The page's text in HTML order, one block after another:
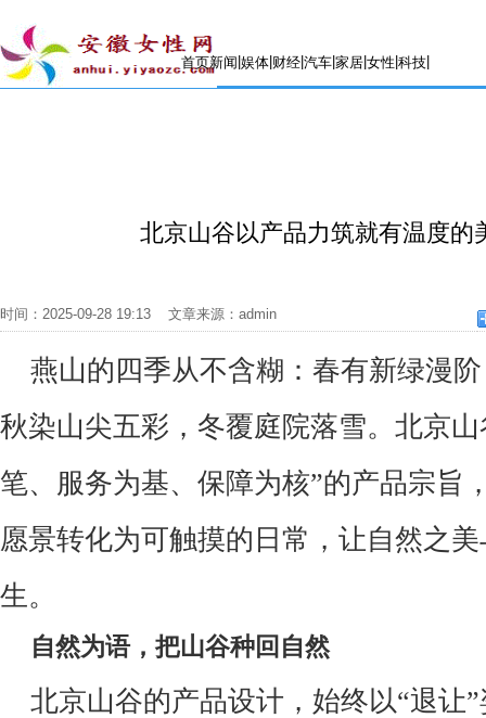
首页新闻 娱体 财经 汽车 家居 女性 科技
北京山谷以产品力筑就有温度的
时间：2025-09-28 19:13 文章来源：admin
燕山的四季从不含糊：春有新绿漫
秋染山尖五彩，冬覆庭院落雪。北京
笔、服务为基、保障为核”的产品宗旨
愿景转化为可触摸的日常，让自然之
生。
自然为语，把山谷种回自然
北京山谷的产品设计，始终以“退让”